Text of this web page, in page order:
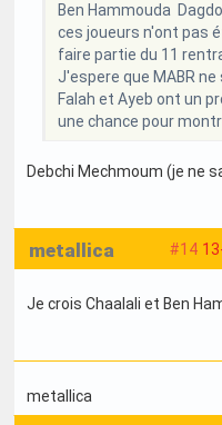
Ben Hammouda
ces joueurs n'ont pas
faire partie du 11
J'espere que MABR
Falah et Ayeb ont un
une chance pour
Debchi Mechmoum (je ne
#14
metallica
Je crois Chaalali et Ben
metallica